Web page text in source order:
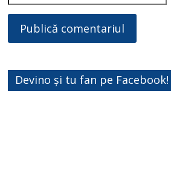
Devino și tu fan pe Facebook!